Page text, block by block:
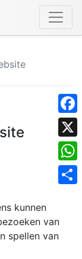
X
kunnen
van
spellen van